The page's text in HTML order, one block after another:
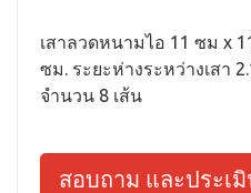
เสาลวดหนามไอ 11 ซม x
ซม. ระยะห่างระหว่างเสา
จำนวน 8 เส้น
สอบถาม และประเ